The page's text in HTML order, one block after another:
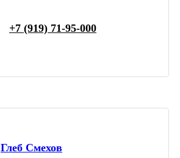
+7 (919) 71-95-000
Глеб Смехов